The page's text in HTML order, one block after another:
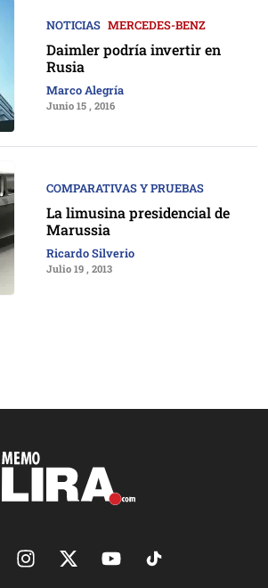
NOTICIAS MERCEDES-BENZ
Daimler podría invertir en
Rusia
Marco Alegría
Junio 15 , 2016
COMPARATIVAS Y PRUEBAS
La limusina presidencial de
Marussia
Ricardo Silverio
Julio 19 , 2013